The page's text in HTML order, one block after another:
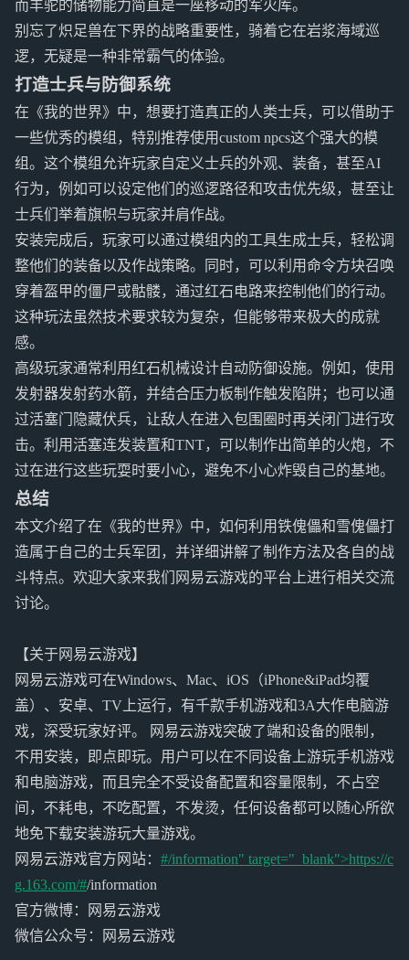
而羊驼的储物能力简直是一座移动的军火库。
别忘了炽足兽在下界的战略重要性，骑着它在岩浆海域巡
逻，无疑是一种非常霸气的体验。
打造士兵与防御系统
在《我的世界》中，想要打造真正的人类士兵，可以借助于
一些优秀的模组，特别推荐使用custom npcs这个强大的模
组。这个模组允许玩家自定义士兵的外观、装备，甚至AI
行为，例如可以设定他们的巡逻路径和攻击优先级，甚至让
士兵们举着旗帜与玩家并肩作战。
安装完成后，玩家可以通过模组内的工具生成士兵，轻松调
整他们的装备以及作战策略。同时，可以利用命令方块召唤
穿着盔甲的僵尸或骷髅，通过红石电路来控制他们的行动。
这种玩法虽然技术要求较为复杂，但能够带来极大的成就
感。
高级玩家通常利用红石机械设计自动防御设施。例如，使用
发射器发射药水箭，并结合压力板制作触发陷阱；也可以通
过活塞门隐藏伏兵，让敌人在进入包围圈时再关闭门进行攻
击。利用活塞连发装置和TNT，可以制作出简单的火炮，不
过在进行这些玩耍时要小心，避免不小心炸毁自己的基地。
总结
本文介绍了在《我的世界》中，如何利用铁傀儡和雪傀儡打
造属于自己的士兵军团，并详细讲解了制作方法及各自的战
斗特点。欢迎大家来我们网易云游戏的平台上进行相关交流
讨论。
【关于网易云游戏】
网易云游戏可在Windows、Mac、iOS（iPhone&iPad均覆
盖）、安卓、TV上运行，有千款手机游戏和3A大作电脑游
戏，深受玩家好评。 网易云游戏突破了端和设备的限制，
不用安装，即点即玩。用户可以在不同设备上游玩手机游戏
和电脑游戏，而且完全不受设备配置和容量限制，不占空
间，不耗电，不吃配置，不发烫，任何设备都可以随心所欲
地免下载安装游玩大量游戏。
网易云游戏官方网站： #/information" target="_blank">https://c
g.163.com/#/information
官方微博：网易云游戏
微信公众号：网易云游戏